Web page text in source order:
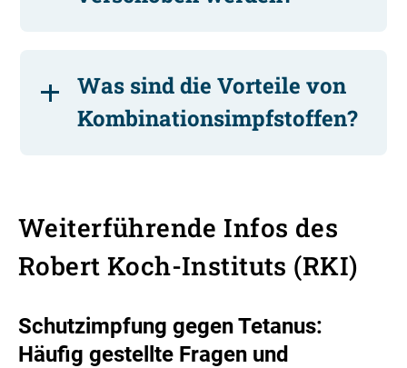
Was sind die Vorteile von
Kombinationsimpfstoffen?
Weiterführende Infos des
Robert Koch-Instituts (RKI)
Schutzimpfung gegen Tetanus:
Häufig gestellte Fragen und